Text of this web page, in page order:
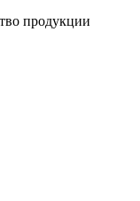
продукции